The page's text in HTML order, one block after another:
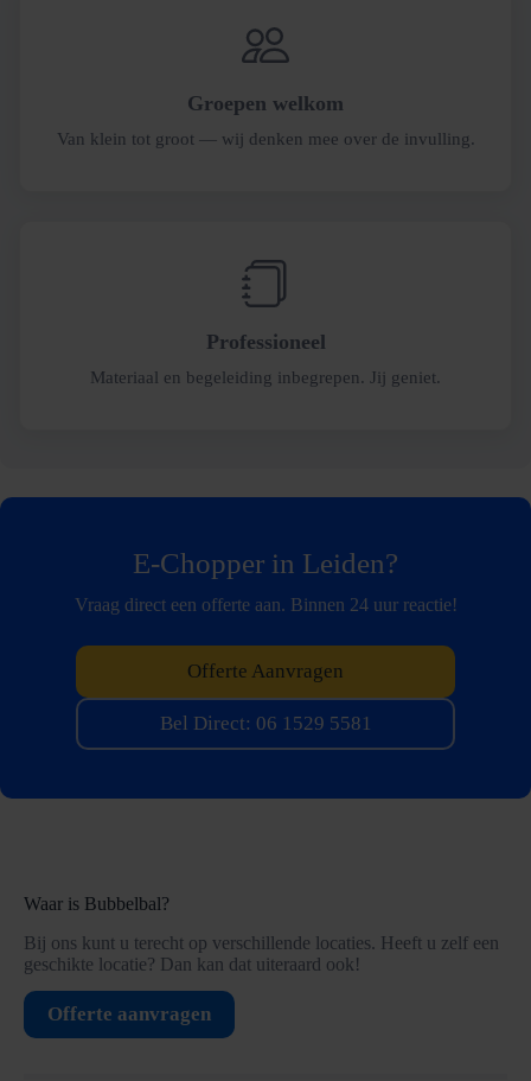
Groepen welkom
Van klein tot groot — wij denken mee over de invulling.
Professioneel
Materiaal en begeleiding inbegrepen. Jij geniet.
E-Chopper in Leiden?
Vraag direct een offerte aan. Binnen 24 uur reactie!
Offerte Aanvragen
Bel Direct: 06 1529 5581
Waar is Bubbelbal?
Bij ons kunt u terecht op verschillende locaties. Heeft u zelf een
geschikte locatie? Dan kan dat uiteraard ook!
Offerte aanvragen